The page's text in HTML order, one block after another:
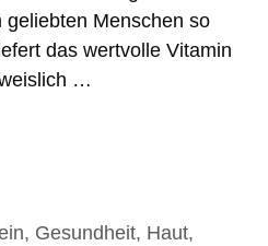
geliebten Menschen so
das wertvolle Vitamin
…
, Gesundheit, Haut,